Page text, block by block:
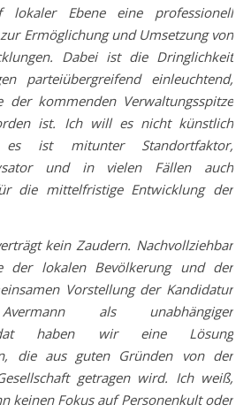
lokaler Ebene eine professionell
Ermöglichung und Umsetzung von
Dabei ist die Dringlichkeit
parteiübergreifend einleuchtend,
der kommenden Verwaltungsspitze
ist. Ich will es nicht künstlich
ist mitunter Standortfaktor,
und in vielen Fällen auch
die mittelfristige Entwicklung der
kein Zaudern. Nachvollziehbar
der lokalen Bevölkerung und der
Vorstellung der Kandidatur
als unabhängiger
haben wir eine Lösung
die aus guten Gründen von der
getragen wird. Ich weiß,
keinen Fokus auf Personenkult oder